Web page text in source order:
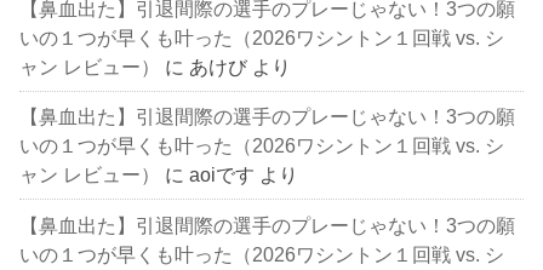
【鼻血出た】引退間際の選手のプレーじゃない！3つの願
いの１つが早くも叶った（2026ワシントン１回戦 vs. シ
ャン レビュー）
に あけび より
【鼻血出た】引退間際の選手のプレーじゃない！3つの願
いの１つが早くも叶った（2026ワシントン１回戦 vs. シ
ャン レビュー）
にaoiです より
【鼻血出た】引退間際の選手のプレーじゃない！3つの願
いの１つが早くも叶った（2026ワシントン１回戦 vs. シ